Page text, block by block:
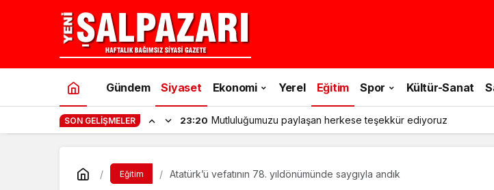
Gündem Siyaset Ekonomi Yerel Eğitim Spor Kültür-Sanat
SON GELIŞMELER 23:20 Mutluluğumuzu paylaşan herkese teşekkür ediyoruz
Eğitim Atatürk’ü vefatının 78. yıldönümünde saygıyla andık